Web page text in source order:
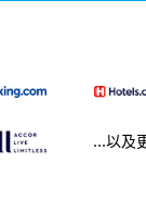
...以及